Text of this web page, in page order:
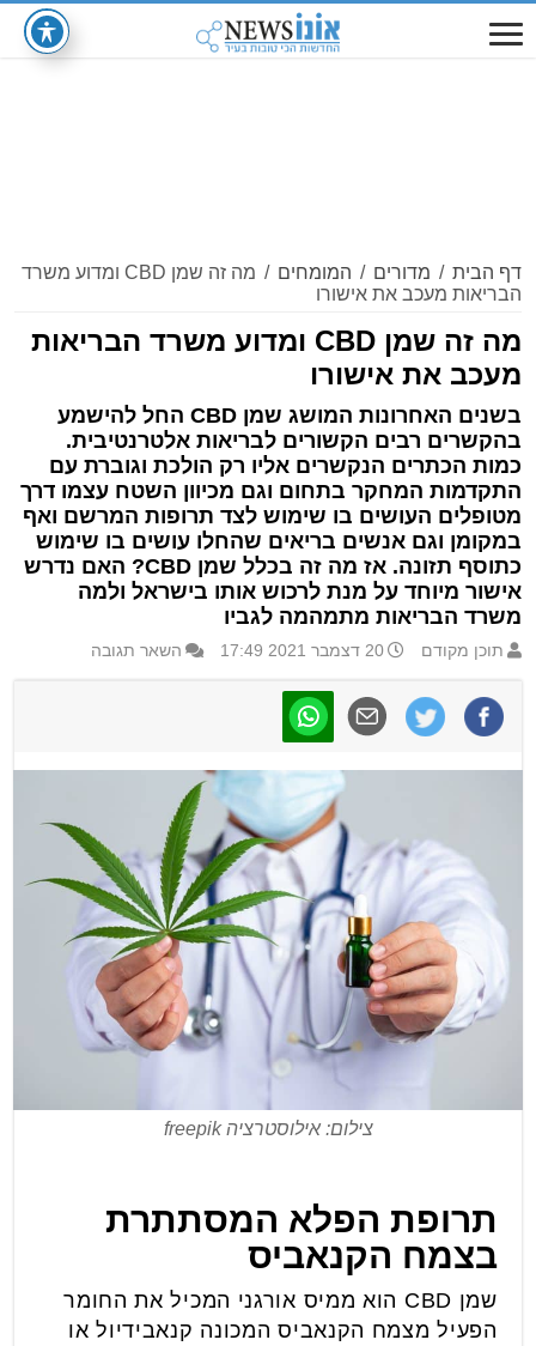
דף הבית / מדורים / המומחים /
מה זה שמן CBD ומדוע משרד
הבריאות מעכב את אישורו
מה זה שמן CBD ומדוע משרד הבריאות
מעכב את אישורו
בשנים האחרונות המושג שמן CBD החל להישמע
בהקשרים רבים הקשורים לבריאות אלטרנטיבית.
כמות הכתרים הנקשרים אליו רק הולכת וגוברת עם
התקדמות המחקר בתחום וגם מכיוון השטח עצמו דרך
מטופלים העושים בו שימוש לצד תרופות המרשם ואף
במקומן וגם אנשים בריאים שהחלו עושים בו שימוש
כתוסף תזונה. אז מה זה בכלל שמן CBD? האם נדרש
אישור מיוחד על מנת לרכוש אותו בישראל ולמה
משרד הבריאות מתמהמה לגביו
תוכן מקודם 20 דצמבר 2021 17:49 השאר תגובה
צילום: אילוסטרציה freepik
תרופת הפלא המסתתרת
בצמח הקנאביס
שמן CBD הוא ממיס אורגני המכיל את החומר
הפעיל מצמח הקנאביס המכונה קנאבידיול או